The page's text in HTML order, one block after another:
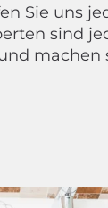
Sie uns
sind
machen